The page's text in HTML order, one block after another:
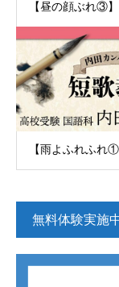
【昼の顔ぶれ③】
【雨よふれふれ①
無料体験実施